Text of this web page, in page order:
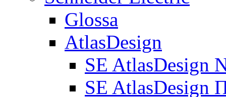
Glossa
AtlasDesign
SE AtlasDesign
SE AtlasDesign